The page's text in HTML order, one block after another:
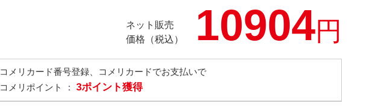
ネット販売
価格（税込）
10904円
コメリカード番号登録、コメリカードでお支払いで
コメリポイント ： 3ポイント獲得